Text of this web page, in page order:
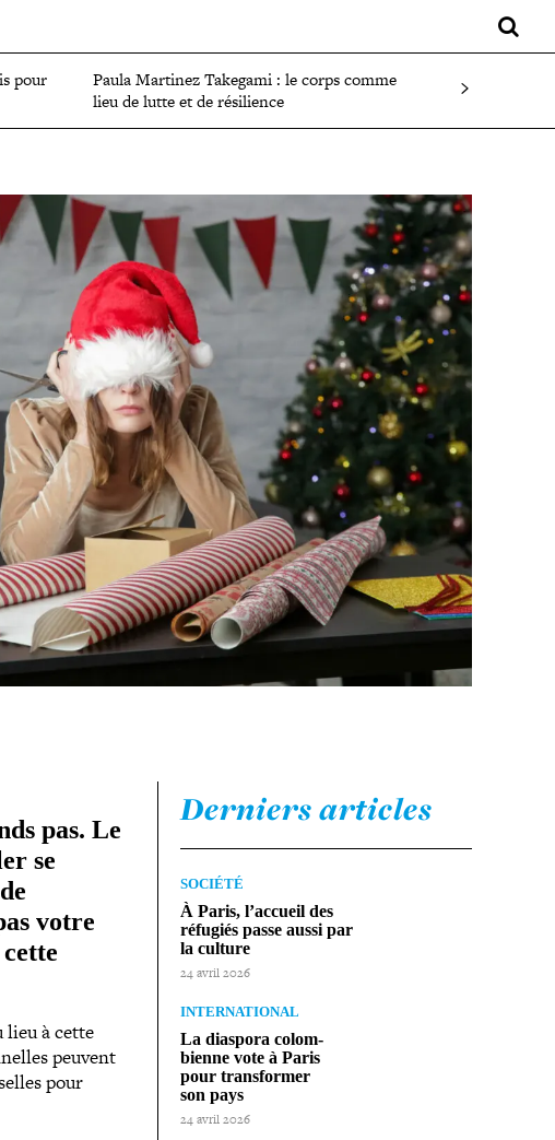
pour
Paula Martinez Takegami : le corps comme
lieu de lutte et de résilience
pas. Le
se
votre
lieu à cette
peuvent
pour
Derniers articles
SOCIÉTÉ
À Paris, l’accueil des
réfugiés passe aussi par
la culture
24 avril 2026
INTERNATIONAL
La diaspora colom­
bienne vote à Paris
pour trans­for­mer
son pays
24 avril 2026